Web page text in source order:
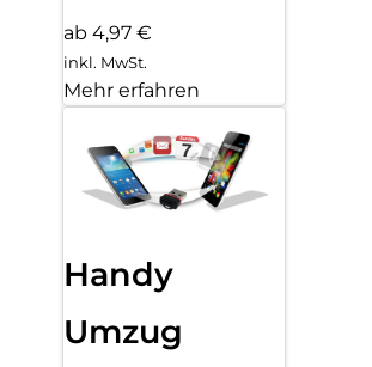
ab 4,97 €
inkl. MwSt.
Mehr erfahren
Handy
Umzug